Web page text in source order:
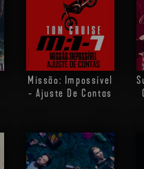
Missão: Impossível
- Ajuste De Contas